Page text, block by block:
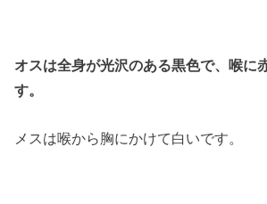
オスは全身が光沢のある黒色で、喉に
す。
メスは喉から胸にかけて白いです。